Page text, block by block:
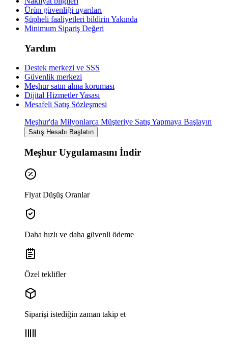
Ürün güvenliği uyarıları
Şüpheli faaliyetleri bildirin Yakında
Minimum Sipariş Değeri
Yardım
Destek merkezi ve SSS
Güvenlik merkezi
Meşhur satın alma koruması
Dijital Hizmetler Yasası
Mesafeli Satış Sözleşmesi
Meşhur'da Milyonlarca Müşteriye Satış Yapmaya Başlayın
Satış Hesabı Başlatın
Meşhur Uygulamasını İndir
Fiyat Düşüş Oranlar
Daha hızlı ve daha güvenli ödeme
Özel teklifler
Siparişi istediğin zaman takip et